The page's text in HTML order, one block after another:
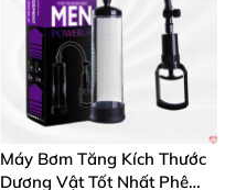
Dương Vật Nam Tại Nhà
chắc chắn và
Máy Bơm Tăng Kích Thước
Dương Vật Tốt Nhất Phê